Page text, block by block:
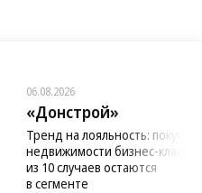
06.08.2026
«Донстрой»
Тренд на лояльность:
недвижимости бизнес-класса
из 10 случаев остаются
в сегменте